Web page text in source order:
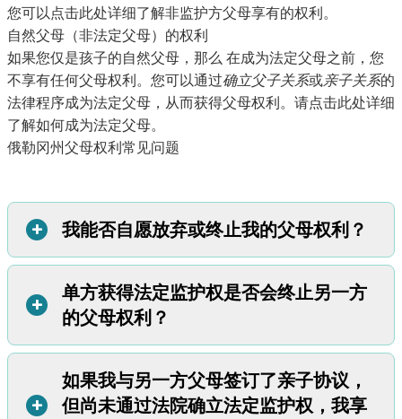
您可以点击此处详细了解非监护方父母享有的权利。
自然父母（非法定父母）的权利
如果您仅是孩子的自然父母，那么 在成为法定父母之前，您
不享有任何父母权利。您可以通过确立父子关系或亲子关系的
法律程序成为法定父母，从而获得父母权利。 请点击此处详细
了解如何成为法定父母。
俄勒冈州父母权利常见问题
我能否自愿放弃或终止我的父母权利？
+
在俄勒冈州，放弃父母权利并非易事。
作为孩子的生父母，您有责任抚养孩子（包括支付抚养
费），直到有人愿意接替您的责任。
他人同意收养您的孩子，您的权利通过收养诉讼程序被终
止。
单方获得法定监护权是否会终止另一方
的父母权利？
+
不会。即使您在法庭诉讼后未获得监护权，您仍然保留许多
父母权利。您的具体权利由法院文件和俄勒冈州法律共同规
如果我与另一方父母签订了亲子协议，
但尚未通过法院确立法定监护权，我享
+